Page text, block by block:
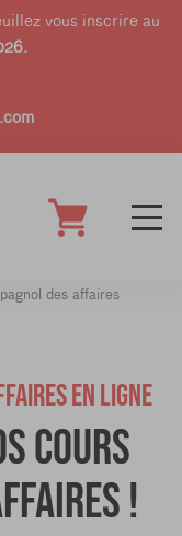
vous inscrire au
des affaires
EN LIGNE
cours
!